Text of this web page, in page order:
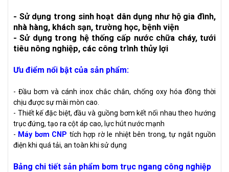
- Sử dụng trong sinh hoạt dân dụng như hộ gia đình,
nhà hàng, khách sạn, trường học, bệnh viện
- Sử dụng trong hệ thống cấp nước chữa cháy, tưới
tiêu nông nghiệp, các công trình thủy lợi
Ưu điểm nổi bật của sản phẩm:
- Đầu bơm và cánh inox chắc chắn, chống oxy hóa đồng thời
chịu được sự mài mòn cao.
- Thiết kế đặc biệt, đầu và guồng bơm kết nối nhau theo hướng
trục đứng, tạo ra cột áp cao, lực hút nước mạnh
- Máy bơm CNP tích hợp rờ le nhiệt bên trong, tự ngắt nguồn
điện khi quá tải, an toàn khi sử dụng
Bảng chi tiết sản phẩm bơm trục ngang công nghiệp